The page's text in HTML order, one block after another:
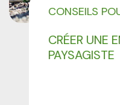
CRÉER UNE
PAYSAGISTE
CONSEILS
DEVENIR
NOS OFFRES